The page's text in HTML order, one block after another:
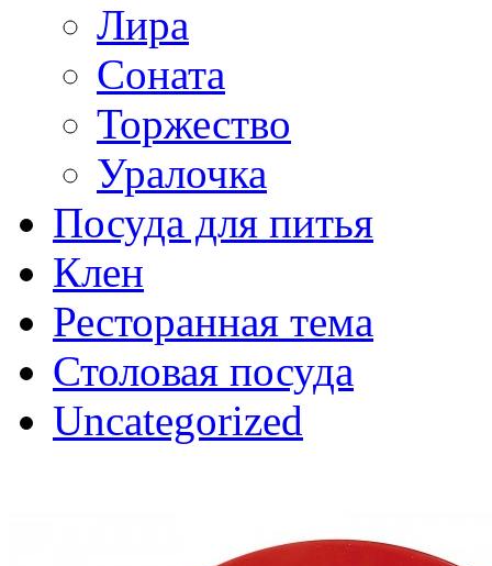
Лира
Соната
Торжество
Уралочка
Посуда для питья
Клен
Ресторанная тема
Столовая посуда
Uncategorized